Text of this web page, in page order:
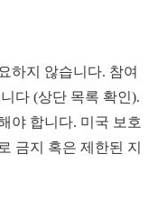
하지 않습니다. 참여
다 (상단 목록 확인).
야 합니다. 미국 보호
금지 혹은 제한된 지